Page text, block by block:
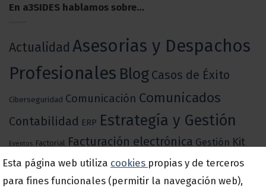
En a3SIDES hablamos sobre…
Actualidad Asesorias y Despachos
Profesionales Blog Casos de Éxito
Ciberseguridad Comunicación Comunicados
Contabilidad ERP Estrategía y Gestión
Eventos Factorial Facturación electrónica Gestión Kit
Digital MarketingPymes y
Esta página web utiliza cookies propias y de terceros
para fines funcionales (permitir la navegación web),